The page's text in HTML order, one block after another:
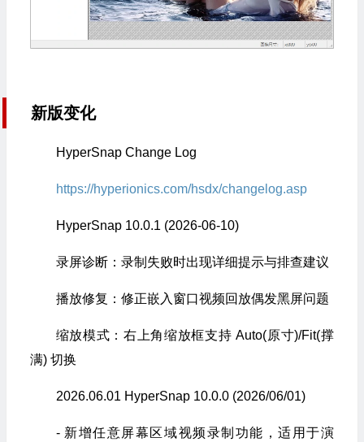
新版变化
HyperSnap Change Log
https://hyperionics.com/hsdx/changelog.asp
HyperSnap 10.0.1 (2026-06-10)
录屏诊断：录制失败时出现详细提示与排查建议
播放修复：修正嵌入窗口视频回放偶发黑屏问题
缩放模式：右上角缩放框支持 Auto(原寸)/Fit(撑
满) 切换
2026.06.01 HyperSnap 10.0.0 (2026/06/01)
- 新增任意屏幕区域视频录制功能，适用于演